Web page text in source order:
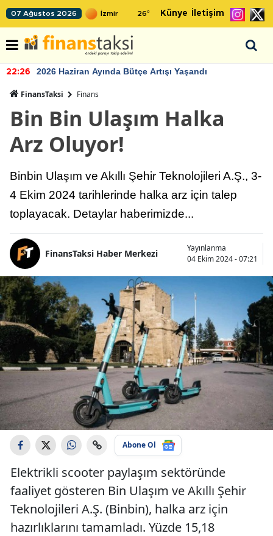
07 Ağustos 2026 26° Künye İletişim
22:26 2026 Haziran Ayında Bütçe Artışı Yaşandı
FinansTaksi Finans
Bin Bin Ulaşım Halka
Arz Oluyor!
Binbin Ulaşım ve Akıllı Şehir Teknolojileri A.Ş., 3-
4 Ekim 2024 tarihlerinde halka arz için talep
toplayacak. Detaylar haberimizde...
FinansTaksi Haber Merkezi
Yayınlanma
04 Ekim 2024 - 07:21
Abone Ol
Elektrikli scooter paylaşım sektöründe
faaliyet gösteren Bin Ulaşım ve Akıllı Şehir
Teknolojileri A.Ş. (Binbin), halka arz için
hazırlıklarını tamamladı. Yüzde 15,18